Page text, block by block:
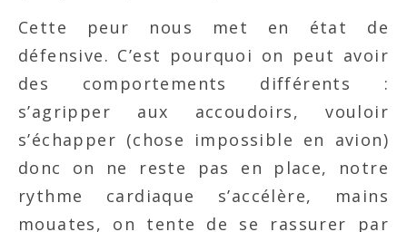
Cette peur nous met en état de
défensive. C’est pourquoi on peut avoir
des comportements différents :
s’agripper aux accoudoirs, vouloir
s’échapper (chose impossible en avion)
donc on ne reste pas en place, notre
rythme cardiaque s’accélère, mains
mouates, on tente de se rassurer par